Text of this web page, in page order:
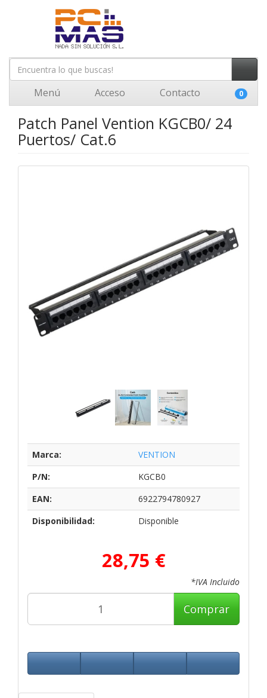
Menú Acceso Contacto 0
Patch Panel Vention KGCB0/ 24
Puertos/ Cat.6
Marca:
VENTION
P/N:
KGCB0
EAN:
6922794780927
Disponibilidad:
Disponible
28,75 €
*IVA Incluido
Comprar